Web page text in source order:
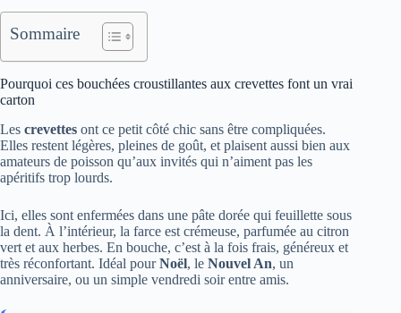
Sommaire
Pourquoi ces bouchées croustillantes aux crevettes font un vrai
carton
Les crevettes ont ce petit côté chic sans être compliquées.
Elles restent légères, pleines de goût, et plaisent aussi bien aux
amateurs de poisson qu’aux invités qui n’aiment pas les
apéritifs trop lourds.
Ici, elles sont enfermées dans une pâte dorée qui feuillette sous
la dent. À l’intérieur, la farce est crémeuse, parfumée au citron
vert et aux herbes. En bouche, c’est à la fois frais, généreux et
très réconfortant. Idéal pourNoël, le Nouvel An, un
anniversaire, ou un simple vendredi soir entre amis.